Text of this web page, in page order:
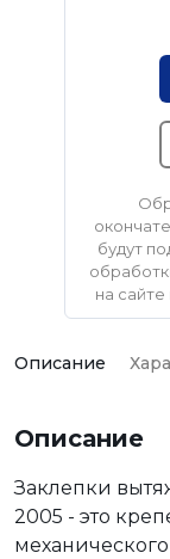
будут
на сайте
Описание
Описание
Заклепки
2005 - это